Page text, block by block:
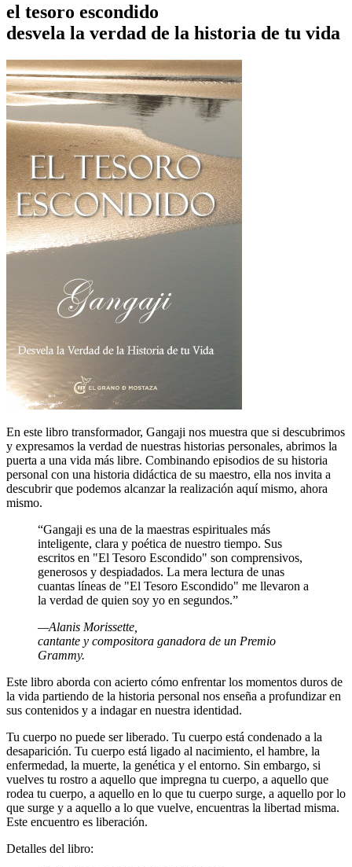
el tesoro escondido
desvela la verdad de la historia de tu vida
En este libro transformador, Gangaji nos muestra que si descubrimos
y expresamos la verdad de nuestras historias personales, abrimos la
puerta a una vida más libre. Combinando episodios de su historia
personal con una historia didáctica de su maestro, ella nos invita a
descubrir que podemos alcanzar la realización aquí mismo, ahora
mismo.
Gangaji es una de la maestras espirituales más
inteligente, clara y poética de nuestro tiempo. Sus
escritos en "El Tesoro Escondido" son comprensivos,
generosos y despiadados. La mera lectura de unas
cuantas líneas de "El Tesoro Escondido" me llevaron a
la verdad de quien soy yo en segundos.
—Alanis Morissette,
cantante y compositora ganadora de un Premio
Grammy.
Este libro aborda con acierto cómo enfrentar los momentos duros de
la vida partiendo de la historia personal nos enseña a profundizar en
sus contenidos y a indagar en nuestra identidad.
Tu cuerpo no puede ser liberado. Tu cuerpo está condenado a la
desaparición. Tu cuerpo está ligado al nacimiento, el hambre, la
enfermedad, la muerte, la genética y el entorno. Sin embargo, si
vuelves tu rostro a aquello que impregna tu cuerpo, a aquello que
rodea tu cuerpo, a aquello en lo que tu cuerpo surge, a aquello por lo
que surge y a aquello a lo que vuelve, encuentras la libertad misma.
Este encuentro es liberación.
Detalles del libro: